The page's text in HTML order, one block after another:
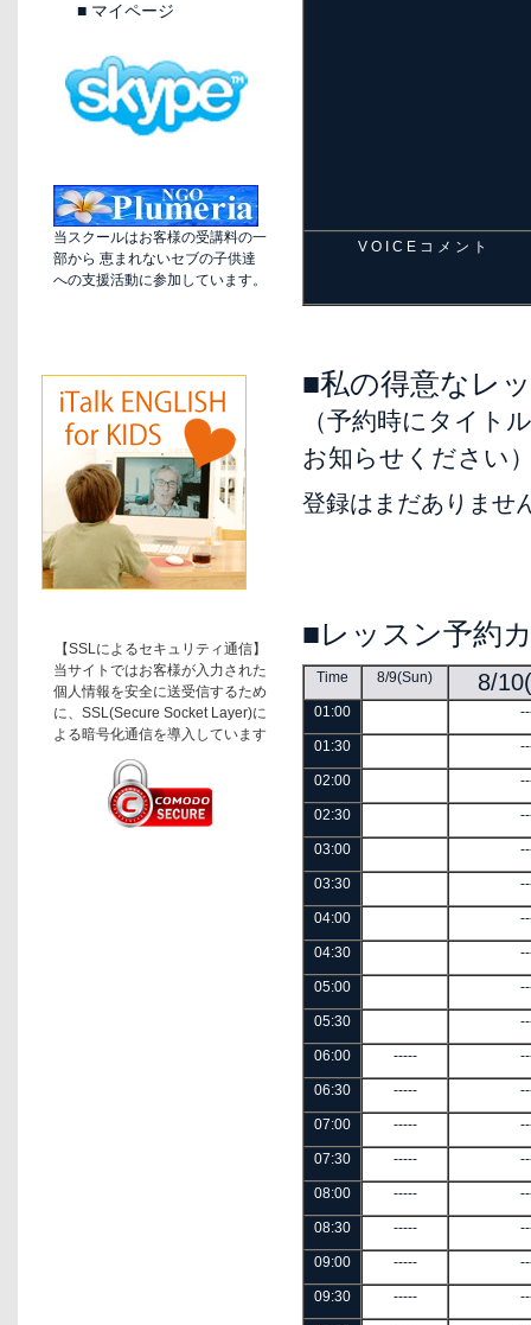
■ マイページ
当スクールはお客様の受講料の一
部から 恵まれないセブの子供達
への支援活動に参加しています。
【SSLによるセキュリティ通信】
当サイトではお客様が入力された
個人情報を安全に送受信するため
に、SSL(Secure Socket Layer)に
よる暗号化通信を導入しています
V O I C E コ メ ン ト
■私の得意なレ
（予約時にタイト
お知らせください
登録はまだありませ
■レッスン予約
Time 8/9(Sun) 8/
01:00
01:30
02:00
02:30
03:00
03:30
04:00
04:30
05:00
05:30
06:00 -----
06:30 -----
07:00 -----
07:30 -----
08:00 -----
08:30 -----
09:00 -----
09:30 -----